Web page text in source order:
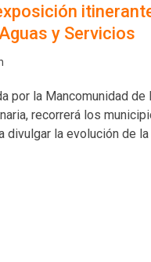
y Servicios
por la Mancomunidad de
recorrerá los
divulgar la evolución de